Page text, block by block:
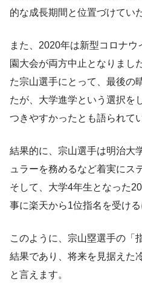
的な成長期間と位置づけてい
また、2020年は新型コロナ
園大会が両方中止となりまし
た宗山選手にとって、最後の
たが、大学進学という選択を
つきやすかったとも語られて
結果的に、宗山選手は明治大
ュラーを務めるなど着実にス
そして、大学4年生となった
事に楽天から1位指名を受ける
このように、宗山塁選手の「
結果であり、将来を見据えた
と言えます。